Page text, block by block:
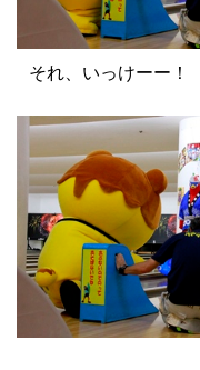
それ、いっけーー！